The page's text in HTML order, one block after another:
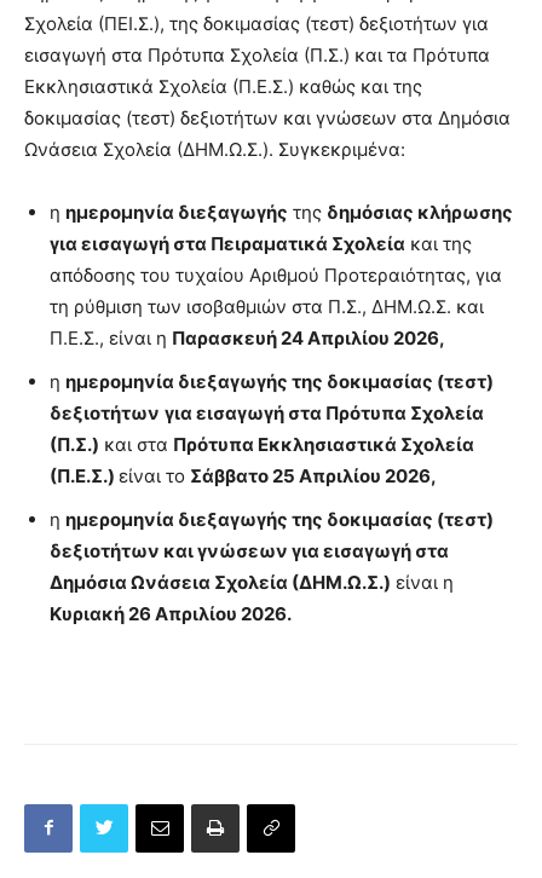
Σχολεία (ΠΕΙ.Σ.), της δοκιμασίας (τεστ) δεξιοτήτων για
εισαγωγή στα Πρότυπα Σχολεία (Π.Σ.) και τα Πρότυπα
Εκκλησιαστικά Σχολεία (Π.Ε.Σ.) καθώς και της
δοκιμασίας (τεστ) δεξιοτήτων και γνώσεων στα Δημόσια
Ωνάσεια Σχολεία (ΔΗΜ.Ω.Σ.). Συγκεκριμένα:
η ημερομηνία διεξαγωγής της δημόσιας κλήρωσης
για εισαγωγή στα Πειραματικά Σχολεία και της
απόδοσης του τυχαίου Αριθμού Προτεραιότητας, για
τη ρύθμιση των ισοβαθμιών στα Π.Σ., ΔΗΜ.Ω.Σ. και
Π.Ε.Σ., είναι η Παρασκευή 24 Απριλίου 2026,
η ημερομηνία διεξαγωγής της δοκιμασίας (τεστ)
δεξιοτήτων για εισαγωγή στα Πρότυπα Σχολεία
(Π.Σ.) και στα Πρότυπα Εκκλησιαστικά Σχολεία
(Π.Ε.Σ.) είναι το Σάββατο 25 Απριλίου 2026,
η ημερομηνία διεξαγωγής της δοκιμασίας (τεστ)
δεξιοτήτων και γνώσεων για εισαγωγή στα
Δημόσια Ωνάσεια Σχολεία (ΔΗΜ.Ω.Σ.) είναι η
Κυριακή 26 Απριλίου 2026.